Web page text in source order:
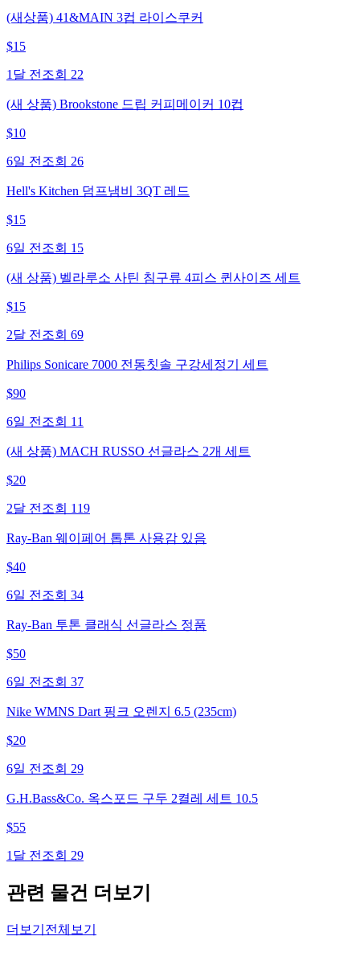
(새상품) 41&MAIN 3컵 라이스쿠커
$15
1달 전 조회 22
(새 상품) Brookstone 드립 커피메이커 10컵
$10
6일 전 조회 26
Hell's Kitchen 덤프냄비 3QT 레드
$15
6일 전 조회 15
(새 상품) 벨라루소 사틴 침구류 4피스 퀸사이즈 세트
$15
2달 전 조회 69
Philips Sonicare 7000 전동칫솔 구강세정기 세트
$90
6일 전 조회 11
(새 상품) MACH RUSSO 선글라스 2개 세트
$20
2달 전 조회 119
Ray-Ban 웨이페어 톱톤 사용감 있음
$40
6일 전 조회 34
Ray-Ban 투톤 클래식 선글라스 정품
$50
6일 전 조회 37
Nike WMNS Dart 핑크 오렌지 6.5 (235cm)
$20
6일 전 조회 29
G.H.Bass&Co. 옥스포드 구두 2켤레 세트 10.5
$55
1달 전 조회 29
관련 물건 더보기
더보기 전체보기